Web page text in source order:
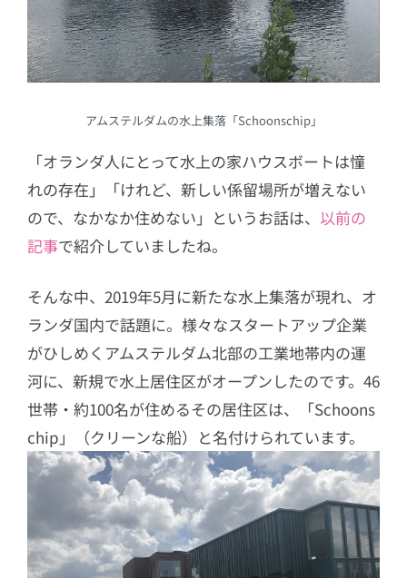
アムステルダムの水上集落「Schoonschip」
「オランダ人にとって水上の家ハウスボートは憧
れの存在」「けれど、新しい係留場所が増えない
ので、なかなか住めない」というお話は、 以前の
記事で紹介していましたね。
そんな中、2019年5月に新たな水上集落が現れ、オ
ランダ国内で話題に。様々なスタートアップ企業
がひしめくアムステルダム北部の工業地帯内の運
河に、新規で水上居住区がオープンしたのです。46
世帯・約100名が住めるその居住区は、「Schoons
chip」（クリーンな船）と名付けられています。